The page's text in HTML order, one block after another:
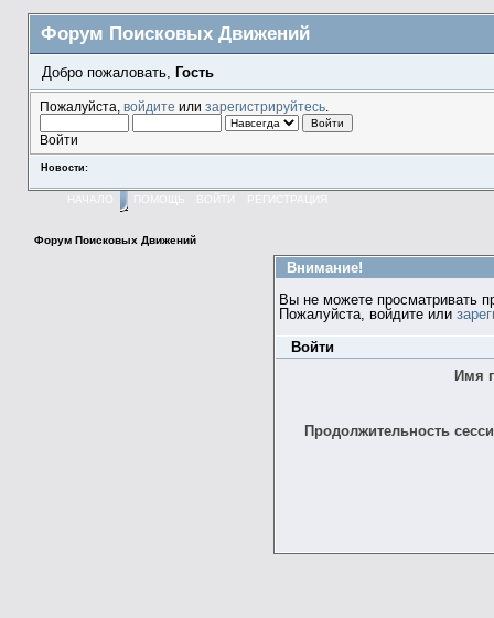
Форум Поисковых Движений
Добро пожаловать, Гость
Пожалуйста, войдите или зарегистрируйтесь.
Войти
Новости:
НАЧАЛО ПОМОЩЬ ВОЙТИ РЕГИСТРАЦИЯ
Форум Поисковых Движений
Внимание!
Вы не можете просматривать
Пожалуйста, войдите или
Войти
Имя
Продолжительность